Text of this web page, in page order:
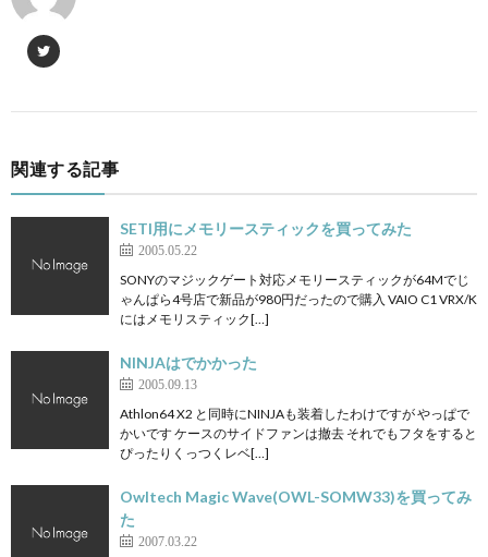
関連する記事
SETI用にメモリースティックを買ってみた
2005.05.22
SONYのマジックゲート対応メモリースティックが64Mでじ
ゃんぱら4号店で新品が980円だったので購入 VAIO C1 VRX/K
にはメモリスティック[…]
NINJAはでかかった
2005.09.13
Athlon64 X2 と同時にNINJAも装着したわけですが やっぱで
かいです ケースのサイドファンは撤去 それでもフタをすると
ぴったりくっつくレベ[…]
Owltech Magic Wave(OWL-SOMW33)を買ってみ
た
2007.03.22